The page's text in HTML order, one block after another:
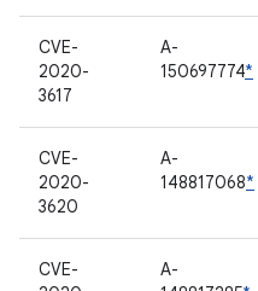
CVE-
2020-
3617
A-
150697774*
CVE-
2020-
3620
A-
148817068*
CVE-
A-